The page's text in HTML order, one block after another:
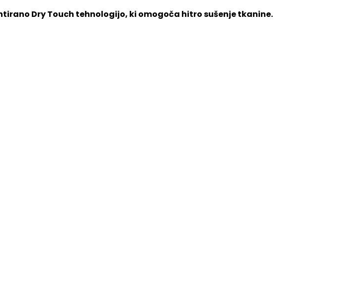
Dry Touch tehnologijo, ki omogoča hitro sušenje tkanine.